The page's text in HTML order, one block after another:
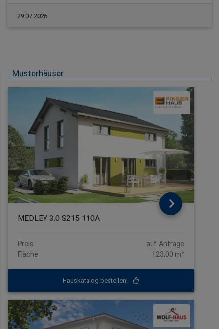
29.07.2026
Musterhäuser
MEDLEY 3.0 S215 110A
Preis
auf Anfrage
Fläche
123,00 m²
Hauskatalog bestellen!